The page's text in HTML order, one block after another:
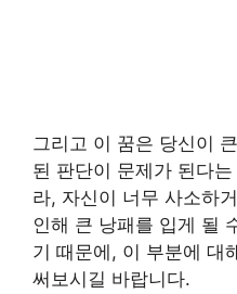
그리고 이 꿈은 당신이
된 판단이 문제가 된다
라, 자신이 너무 사소하
인해 큰 낭패를 입게 될
기 때문에, 이 부분에 대
써보시길 바랍니다.